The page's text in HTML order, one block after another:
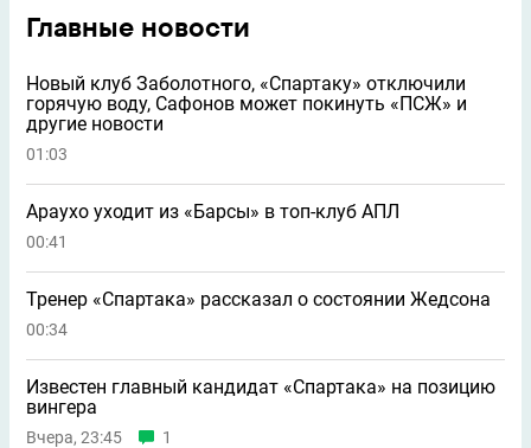
Главные новости
Новый клуб Заболотного, «Спартаку» отключили
горячую воду, Сафонов может покинуть «ПСЖ» и
другие новости
01:03
Араухо уходит из «Барсы» в топ-клуб АПЛ
00:41
Тренер «Спартака» рассказал о состоянии Жедсона
00:34
Известен главный кандидат «Спартака» на позицию
вингера
Вчера, 23:45 1